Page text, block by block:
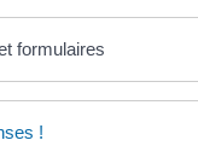
formulaires
!